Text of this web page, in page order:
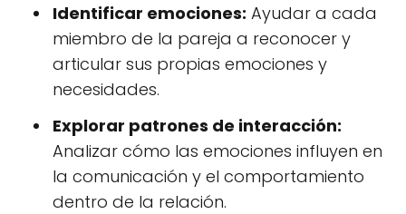
Identificar emociones: Ayudar a cada
miembro de la pareja a reconocer y
articular sus propias emociones y
necesidades.
Explorar patrones de interacción:
Analizar cómo las emociones influyen en
la comunicación y el comportamiento
dentro de la relación.